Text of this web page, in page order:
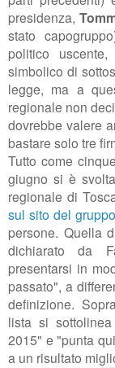
presidenza,
stato
politico
simbolico di
legge, ma a
regionale non
dovrebbe valere
bastare solo tre
Tutto come
giugno si è
regionale di
sul sito del gruppo
persone. Quella
dichiarato da
presentarsi in
passato", a
definizione.
lista si
2015" e "punta
a un risultato